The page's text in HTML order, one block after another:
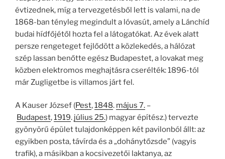
évtizednek, míg a tervezgetésből lett is valami, na de
1868-ban tényleg megindult a lóvasút, amely a Lánchíd
budai hídfőjétől hozta fel a látogatókat. Az évek alatt
persze rengeteget fejlődött a közlekedés, a hálózat
szép lassan benőtte egész Budapestet, a lovakat meg
közben elektromos meghajtásra cserélték: 1896-tól
már Zugligetbe is villamos járt fel.
A Kauser József (Pest,1848. május 7. –
Budapest,1919. július 25.) magyar építész.) tervezte
gyönyörű épület tulajdonképpen két pavilonból állt: az
egyikben posta, távírda és a „dohánytőzsde” (vagyis
trafik), a másikban a kocsivezetői laktanya, az